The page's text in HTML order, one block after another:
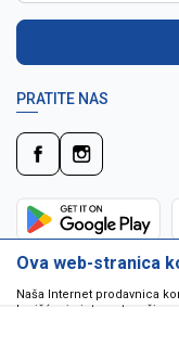
PRATITE NAS
Ova web-stranica
Naša Internet prodavnica
korišćenje interneta vašim
da pokrenu program ili da
jedinstveno dodeljeni